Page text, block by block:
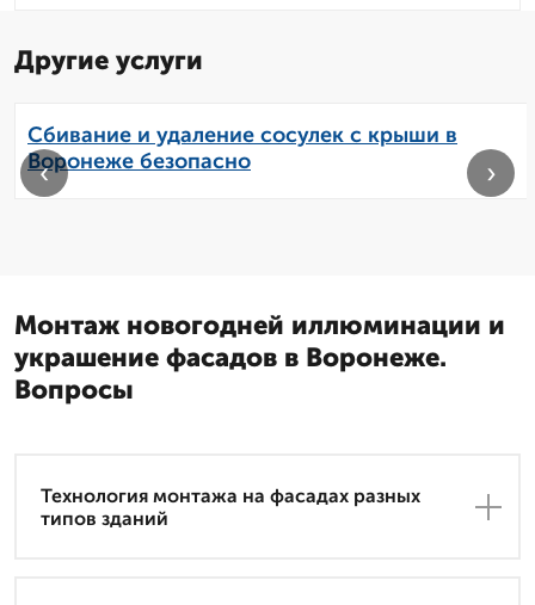
Другие услуги
Сбивание и удаление сосулек с крыши в
Воронеже безопасно
‹ ›
Монтаж новогодней иллюминации и
украшение фасадов в Воронеже.
Вопросы
Технология монтажа на фасадах разных
типов зданий